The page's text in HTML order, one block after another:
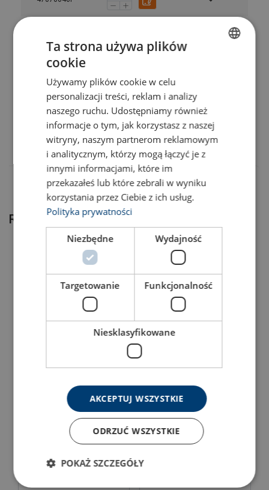
47070042F
47070022F
Related products
View Product View Product
ENGLISH TRANSLATION
Ta strona używa plików
cookie
Używamy plików cookie w celu
personalizacji treści, reklam i analizy
naszego ruchu. Udostępniamy również
informacje o tym, jak korzystasz z naszej
witryny, naszym partnerom reklamowym
i analitycznym, którzy mogą łączyć je z
innymi informacjami, które im
przekazałeś lub które zebrali w wyniku
korzystania przez Ciebie z ich usług.
Polityka prywatności
Niezbędne Wydajność
Targetowanie Funkcjonalność
Niesklasyfikowane
AKCEPTUJ WSZYSTKIE
ODRZUĆ WSZYSTKIE
POKAŻ SZCZEGÓŁY